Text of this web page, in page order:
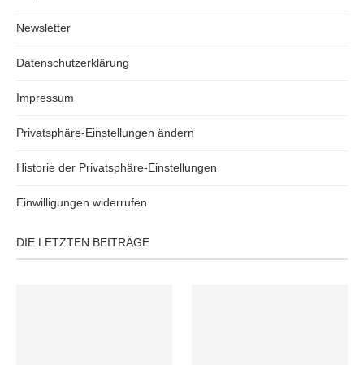
Newsletter
Datenschutzerklärung
Impressum
Privatsphäre-Einstellungen ändern
Historie der Privatsphäre-Einstellungen
Einwilligungen widerrufen
DIE LETZTEN BEITRÄGE